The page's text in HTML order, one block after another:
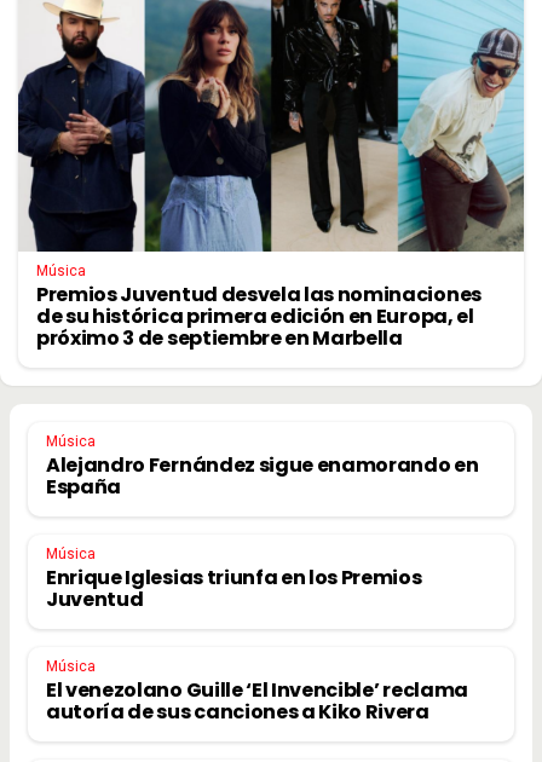
Música
Premios Juventud desvela las nominaciones
de su histórica primera edición en Europa, el
próximo 3 de septiembre en Marbella
Música
Alejandro Fernández sigue enamorando en
España
Música
Enrique Iglesias triunfa en los Premios
Juventud
Música
El venezolano Guille ‘El Invencible’ reclama
autoría de sus canciones a Kiko Rivera